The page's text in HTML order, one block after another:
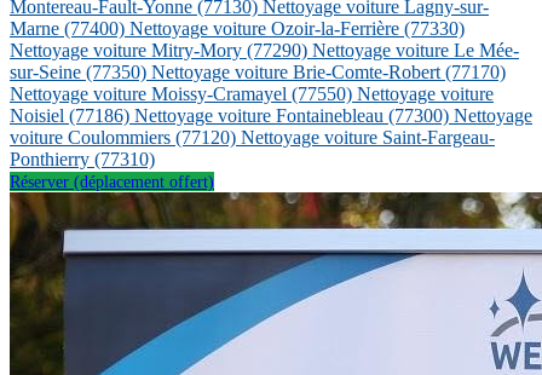
Montereau-Fault-Yonne (77130) Nettoyage voiture Lagny-sur-
Marne (77400) Nettoyage voiture Ozoir-la-Ferrière (77330)
Nettoyage voiture Mitry-Mory (77290) Nettoyage voiture Le Mée-
sur-Seine (77350) Nettoyage voiture Brie-Comte-Robert(77170)
Nettoyage voiture Moissy-Cramayel (77550) Nettoyage voiture
Noisiel (77186) Nettoyage voiture Fontainebleau (77300) Nettoyage
voiture Coulommiers (77120) Nettoyage voiture Saint-Fargeau-
Ponthierry (77310)
Réserver (déplacement offert)